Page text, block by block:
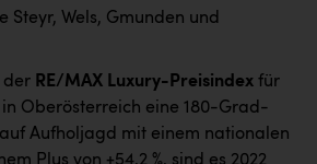
Steyr, Wels, Gmunden und
der RE/MAX Luxury-Preisindex für
Oberösterreich eine 180-Grad-
auf Aufholjagd mit einem nationalen